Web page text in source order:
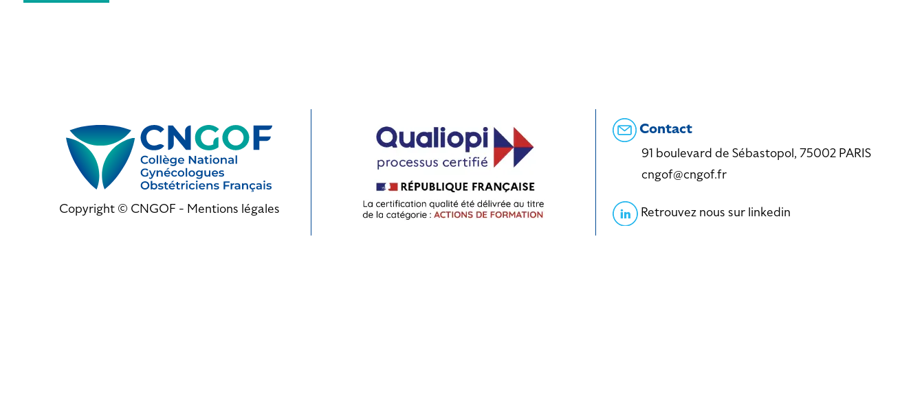
Copyright © CNGOF - Mentions légales
Contact
91 boulevard de Sébastopol, 75002 PARIS
cngof@cngof.fr
Retrouvez nous sur linkedin